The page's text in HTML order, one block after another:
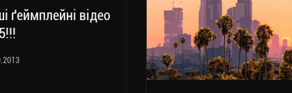
ґеймплейні відео